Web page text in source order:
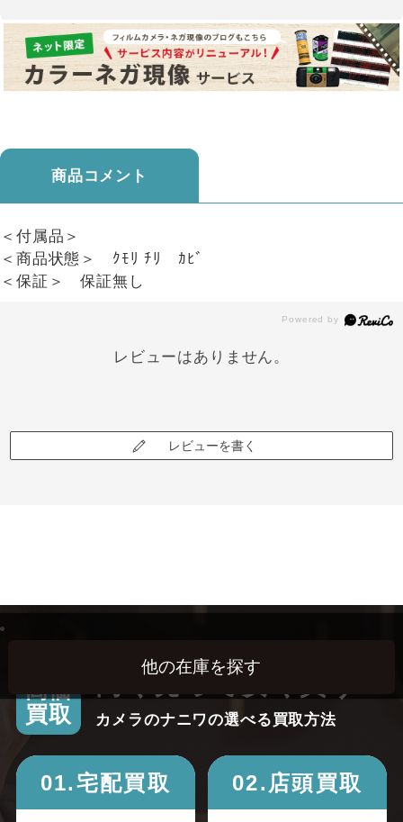
商品コメント
＜付属品＞
＜商品状態＞ ｸﾓﾘ ﾁﾘ ｶﾋﾞ
＜保証＞ 保証無し
レビューはありません。
レビューを書く
高価
買取
高く売って安く買う！
カメラのナニワの選べる買取方法
01.宅配買取 02.店頭買取